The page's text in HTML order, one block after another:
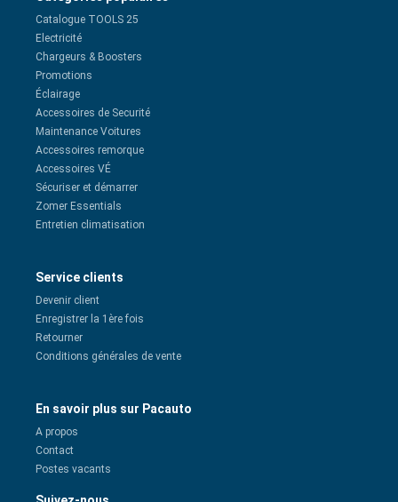
Catalogue TOOLS 25
Electricité
Chargeurs & Boosters
Promotions
Éclairage
Accessoires de Securité
Maintenance Voitures
Accessoires remorque
Accessoires VÉ
Sécuriser et démarrer
Zomer Essentials
Entretien climatisation
Service clients
Devenir client
Enregistrer la 1ère fois
Retourner
Conditions générales de vente
En savoir plus sur Pacauto
A propos
Contact
Postes vacants